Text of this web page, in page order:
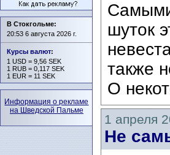
шуток
также
О
1 апреля
Не
В Стокгольме:
20:53 6 августа 2026 г.
Курсы валют:
1 USD = 9,56 SEK
1 RUB = 0,117 SEK
1 EUR = 11 SEK
Информация о рекламе
на Шведской Пальме